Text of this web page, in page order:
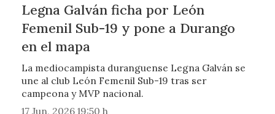
Legna Galván ficha por León
Femenil Sub-19 y pone a Durango
en el mapa
La mediocampista duranguense Legna Galván se
une al club León Femenil Sub-19 tras ser
campeona y MVP nacional.
17 Jun, 2026 19:50 h